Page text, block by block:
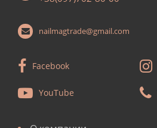
nailmagtrade@gmail.com
Facebook
YouTube